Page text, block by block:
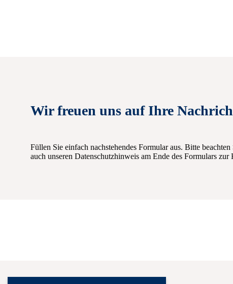
Wir freuen uns auf Ihre
Füllen Sie einfach nachstehendes Formular aus. Bitte
auch unseren Datenschutzhinweis am Ende des Formulars zur